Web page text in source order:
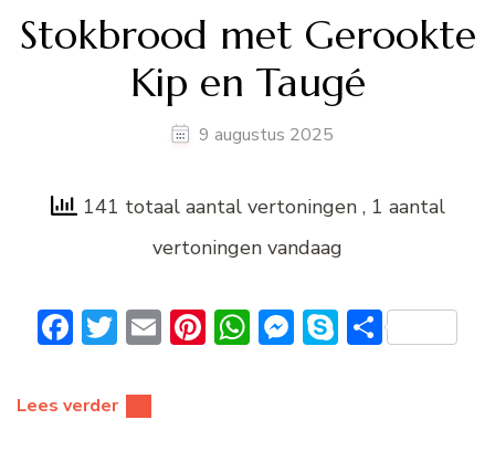
Stokbrood met Gerookte
Kip en Taugé
9 augustus 2025
141 totaal aantal vertoningen , 1 aantal
vertoningen vandaag
Facebook
Twitter
EmailPinterest
WhatsApp
Messenger
Skype
Delen
Lees verder